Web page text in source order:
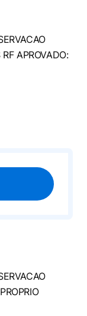
APROVADO: